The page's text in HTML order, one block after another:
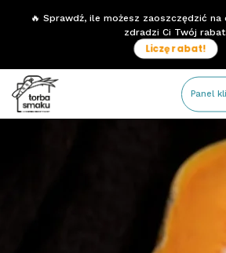
🔥 Sprawdź, ile możesz zaoszczędzić
zdradzi Ci Twój rabat.
Liczę rabat!
Panel